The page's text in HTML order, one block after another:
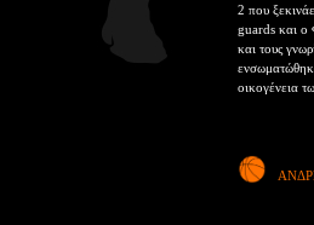
2 που
guards και ο
και τους
οικογένεια